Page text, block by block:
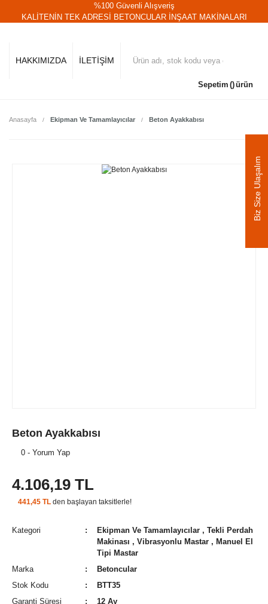
%100 Güvenli Alışveriş
KALİTENİN TEK ADRESİ BETONCULAR İNŞAAT MAKİNALARI
HAKKIMIZDA İLETİŞİM
Sepetim ürün
Anasayfa Ekipman Ve Tamamlayıcılar Beton Ayakkabısı
Beton Ayakkabısı
0 - Yorum Yap
4.106,19 TL
441,45 TL den başlayan taksitlerle!
Kategori Ekipman Ve Tamamlayıcılar ,Tekli Perdah
Makinası ,Vibrasyonlu Mastar , Manuel El
Tipi Mastar
Marka
Betoncular
Stok Kodu
BTT35
Garanti Süresi
12 Ay
Biz Size Ulaşalım